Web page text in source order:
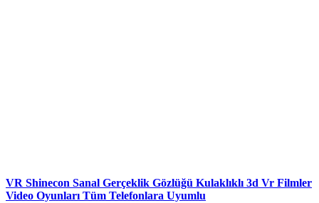
VR Shinecon Sanal Gerçeklik Gözlüğü Kulaklıklı 3d Vr Filmler
Video Oyunları Tüm Telefonlara Uyumlu